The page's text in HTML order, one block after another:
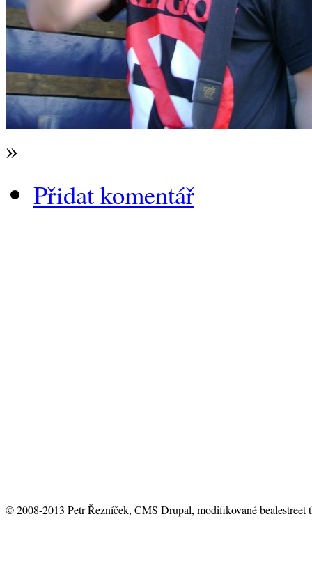
»
Přidat komentář
© 2008-2013 Petr Řezníček, CMS Drupal, modifikované bealestreet